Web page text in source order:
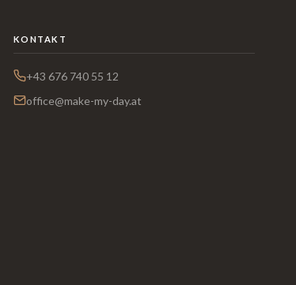
KONTAKT
+43 676 740 55 12
office@make-my-day.at